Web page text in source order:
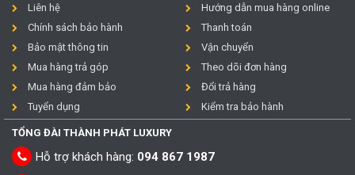
Liên hệ
Chính sách bảo hành
Bảo mật thông tin
Mua hàng trả góp
Mua hàng đảm bảo
Tuyển dụng
Hướng dẫn mua hàng online
Thanh toán
Vận chuyển
Theo dõi đơn hàng
Đổi trả hàng
Kiểm tra bảo hành
TỔNG ĐÀI THÀNH PHÁT LUXURY
Hỗ trợ khách hàng: 094 867 1987